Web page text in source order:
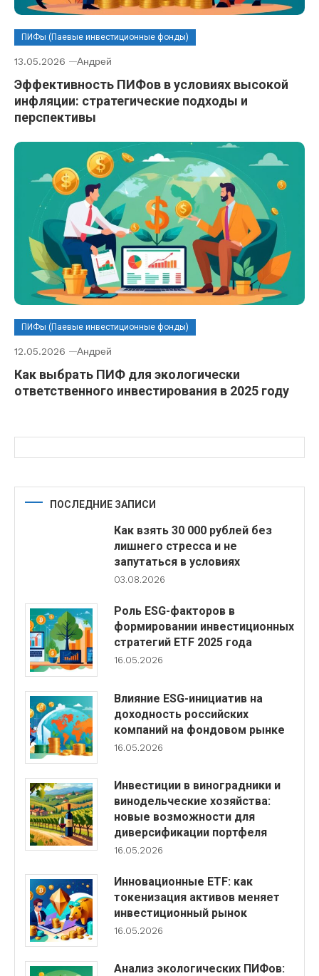
ПИФы (Паевые инвестиционные фонды)
13.05.2026 Андрей
Эффективность ПИФов в условиях высокой
инфляции: стратегические подходы и
перспективы
ПИФы (Паевые инвестиционные фонды)
12.05.2026 Андрей
Как выбрать ПИФ для экологически
ответственного инвестирования в 2025 году
ПОСЛЕДНИЕ ЗАПИСИ
Как взять 30 000 рублей без
лишнего стресса и не
запутаться в условиях
03.08.2026
Роль ESG-факторов в
формировании инвестиционных
стратегий ETF 2025 года
16.05.2026
Влияние ESG-инициатив на
доходность российских
компаний на фондовом рынке
16.05.2026
Инвестиции в виноградники и
винодельческие хозяйства:
новые возможности для
диверсификации портфеля
16.05.2026
Инновационные ETF: как
токенизация активов меняет
инвестиционный рынок
16.05.2026
Анализ экологических ПИФов: